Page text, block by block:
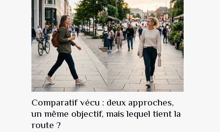
Comparatif vécu : deux approches,
un même objectif, mais lequel tient la
route ?